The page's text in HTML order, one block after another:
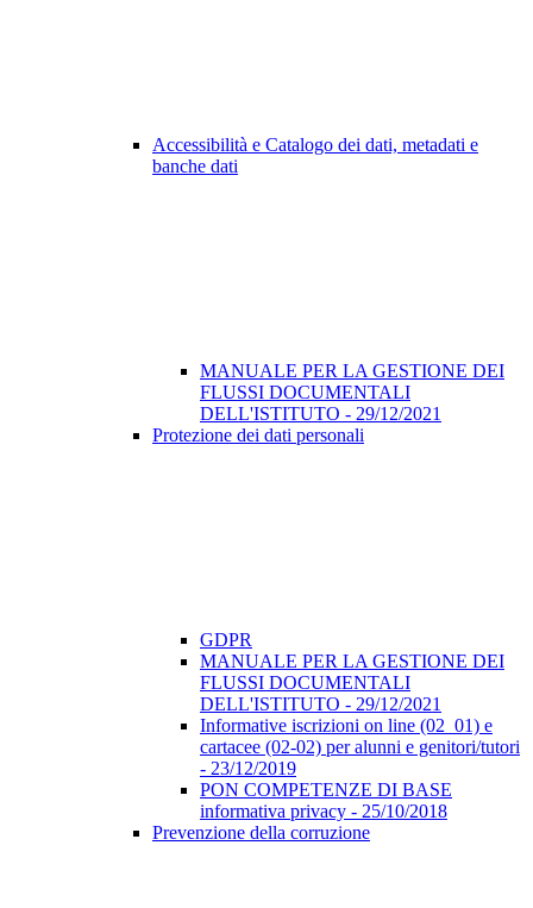
Accessibilità e Catalogo dei dati, metadati e
banche dati
MANUALE PER LA GESTIONE DEI
FLUSSI DOCUMENTALI
DELL'ISTITUTO - 29/12/2021
Protezione dei dati personali
GDPR
MANUALE PER LA GESTIONE DEI
FLUSSI DOCUMENTALI
DELL'ISTITUTO - 29/12/2021
Informative iscrizioni on line (02_01) e
cartacee (02-02) per alunni e genitori/tutori
- 23/12/2019
PON COMPETENZE DI BASE
informativa privacy - 25/10/2018
Prevenzione della corruzione